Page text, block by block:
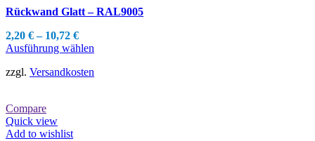
auf
gewählt
Rückwand Glatt – RAL9005
2,20 €– 10,72 €
Ausführung wählen
weist
zzgl. Versandkosten
Compare
Quick view
Add to wishlist